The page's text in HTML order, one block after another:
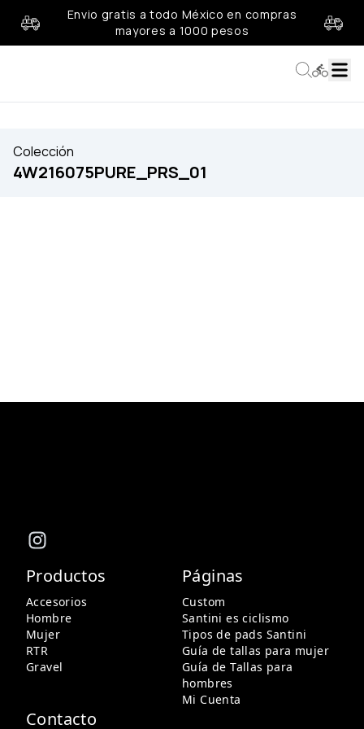
Envio gratis a todo México en compras
mayores a 1000 pesos
Colección
4W216075PURE_PRS_01
Productos
Accesorios
Hombre
Mujer
RTR
Gravel
Páginas
Custom
Santini es ciclismo
Tipos de pads Santini
Guía de tallas para mujer
Guía de Tallas para
hombres
Mi Cuenta
Contacto